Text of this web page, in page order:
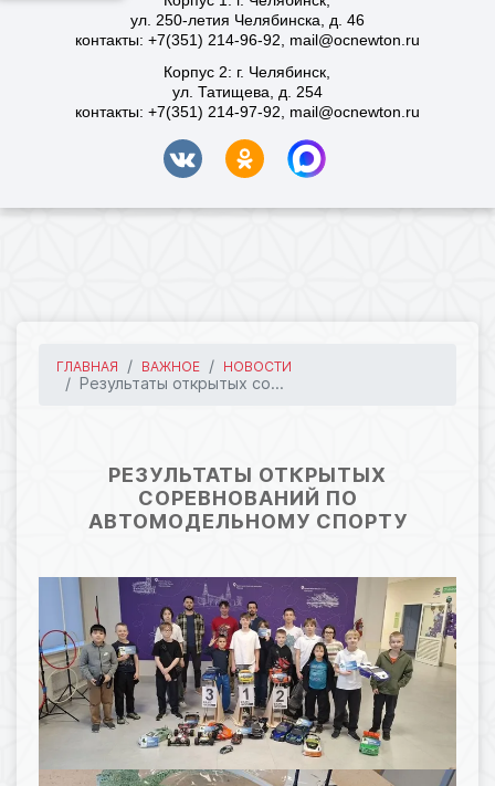
ГЛАВНАЯ ВАЖНОЕ НОВОСТИ
Результаты открытых со...
РЕЗУЛЬТАТЫ ОТКРЫТЫХ
СОРЕВНОВАНИЙ ПО
АВТОМОДЕЛЬНОМУ СПОРТУ